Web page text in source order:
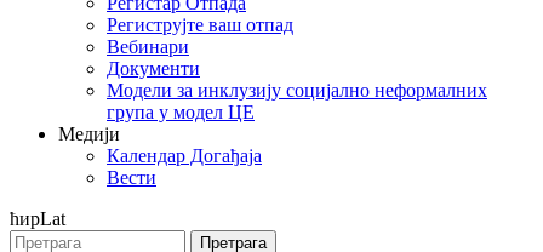
Региструјте ваш отпад
Вебинари
Документи
Модели за инклузију социјално неформалних
група у модел ЦЕ
Медији
Календар Догађаја
Вести
ћирLat
Претрага